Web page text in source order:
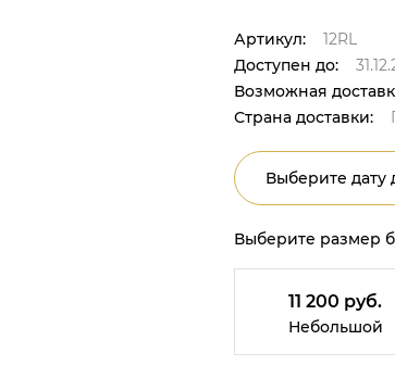
Артикул:
12RL
Доступен до:
Возможная
Страна доставки:
Выберите дату
Выберите размер
11 200 руб.
Небольшой